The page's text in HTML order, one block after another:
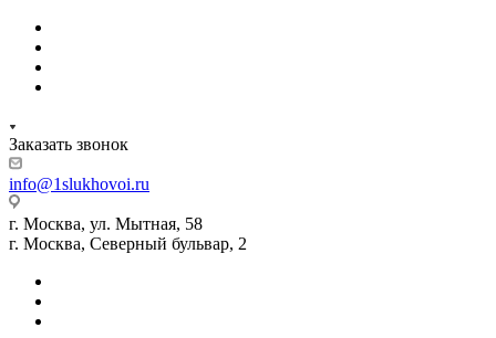
Заказать звонок
info@1slukhovoi.ru
г. Москва, ул. Мытная, 58
г. Москва, Северный бульвар, 2